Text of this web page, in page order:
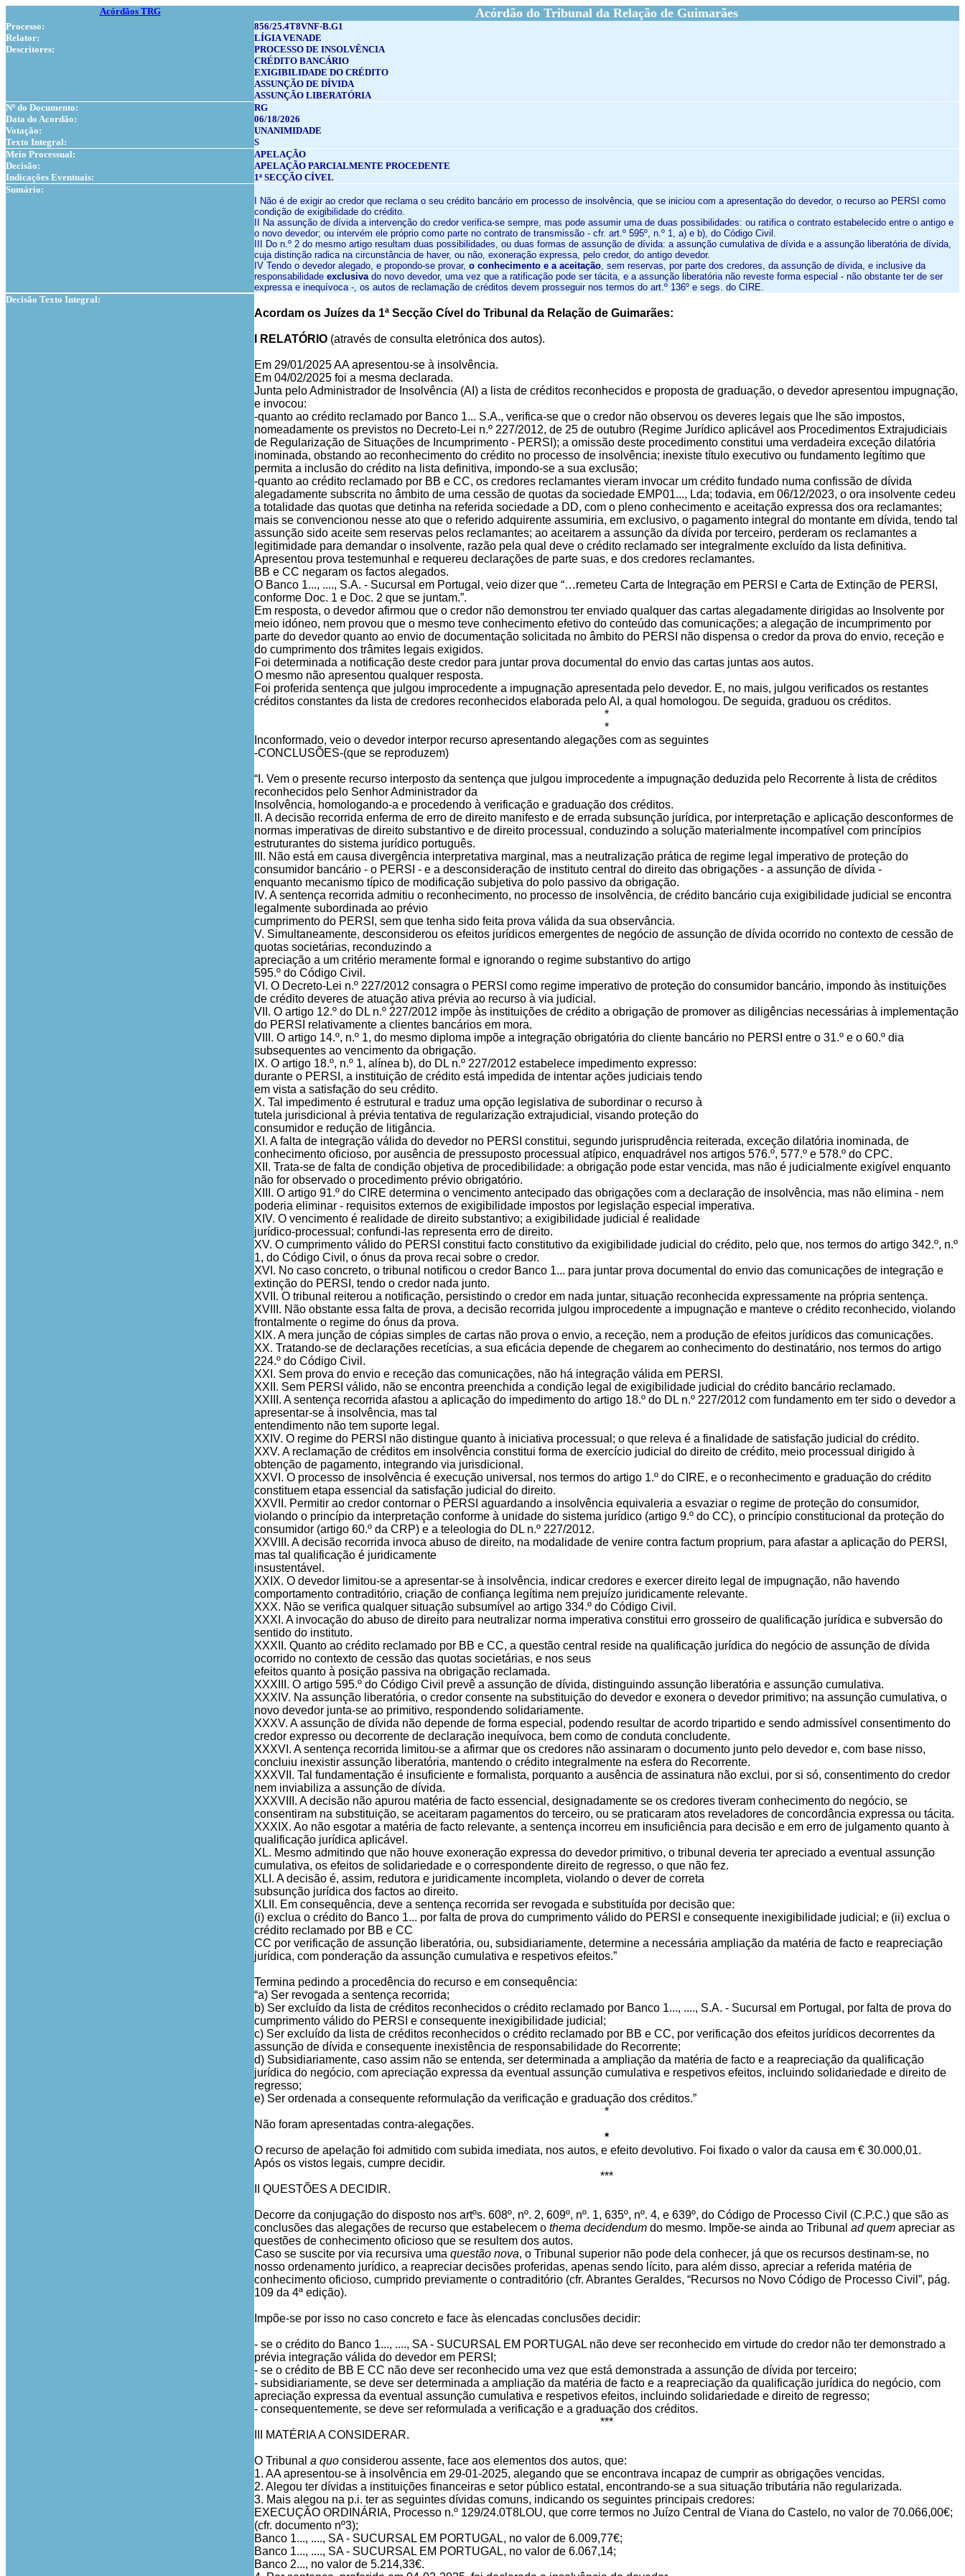
Acórdãos TRG Acórdão do Tribunal da Relação de Guimarães
Processo:
856/25.4T8VNF-B.G1
Relator:
LÍGIA VENADE
Descritores:
PROCESSO DE INSOLVÊNCIA
CRÉDITO BANCÁRIO
EXIGIBILIDADE DO CRÉDITO
ASSUNÇÃO DE DÍVIDA
ASSUNÇÃO LIBERATÓRIA
Nº do Documento:
RG
Data do Acordão:
06/18/2026
Votação:
UNANIMIDADE
Texto Integral:
S
Meio Processual:
APELAÇÃO
Decisão:
APELAÇÃO PARCIALMENTE PROCEDENTE
Indicações Eventuais:
1ª SECÇÃO CÍVEL
Sumário:
I Não é de exigir ao credor que reclama o seu crédito bancário em processo de insolvência, que se iniciou com a apresentação do devedor, o recurso ao PERSI como
condição de exigibilidade do crédito.
II Na assunção de dívida a intervenção do credor verifica-se sempre, mas pode assumir uma de duas possibilidades: ou ratifica o contrato estabelecido entre o antigo e
o novo devedor; ou intervém ele próprio como parte no contrato de transmissão - cfr. art.º 595º, n.º 1, a) e b), do Código Civil.
III Do n.º 2 do mesmo artigo resultam duas possibilidades, ou duas formas de assunção de dívida: a assunção cumulativa de dívida e a assunção liberatória de dívida,
cuja distinção radica na circunstância de haver, ou não, exoneração expressa, pelo credor, do antigo devedor.
IV Tendo o devedor alegado, e propondo-se provar, o conhecimento e a aceitação, sem reservas, por parte dos credores, da assunção de dívida, e inclusive da
responsabilidade exclusivado novo devedor, uma vez que a ratificação pode ser tácita, e a assunção liberatória não reveste forma especial - não obstante ter de ser
expressa e inequívoca -, os autos de reclamação de créditos devem prosseguir nos termos do art.º 136º e segs. do CIRE.
Decisão Texto Integral:
Acordam os Juízes da 1ª Secção Cível do Tribunal da Relação de Guimarães:
I RELATÓRIO (através de consulta eletrónica dos autos).
Em 29/01/2025 AA apresentou-se à insolvência.
Em 04/02/2025 foi a mesma declarada.
Junta pelo Administrador de Insolvência (AI) a lista de créditos reconhecidos e proposta de graduação, o devedor apresentou impugnação,
e invocou:
-quanto ao crédito reclamado por Banco 1... S.A., verifica-se que o credor não observou os deveres legais que lhe são impostos,
nomeadamente os previstos no Decreto-Lei n.º 227/2012, de 25 de outubro (Regime Jurídico aplicável aos Procedimentos Extrajudiciais
de Regularização de Situações de Incumprimento - PERSI); a omissão deste procedimento constitui uma verdadeira exceção dilatória
inominada, obstando ao reconhecimento do crédito no processo de insolvência; inexiste título executivo ou fundamento legítimo que
permita a inclusão do crédito na lista definitiva, impondo-se a sua exclusão;
-quanto ao crédito reclamado por BB e CC, os credores reclamantes vieram invocar um crédito fundado numa confissão de dívida
alegadamente subscrita no âmbito de uma cessão de quotas da sociedade EMP01..., Lda; todavia, em 06/12/2023, o ora insolvente cedeu
a totalidade das quotas que detinha na referida sociedade a DD, com o pleno conhecimento e aceitação expressa dos ora reclamantes;
mais se convencionou nesse ato que o referido adquirente assumiria, em exclusivo, o pagamento integral do montante em dívida, tendo tal
assunção sido aceite sem reservas pelos reclamantes; ao aceitarem a assunção da dívida por terceiro, perderam os reclamantes a
legitimidade para demandar o insolvente, razão pela qual deve o crédito reclamado ser integralmente excluído da lista definitiva.
Apresentou prova testemunhal e requereu declarações de parte suas, e dos credores reclamantes.
BB e CC negaram os factos alegados.
O Banco 1..., ...., S.A. - Sucursal em Portugal, veio dizer que “…remeteu Carta de Integração em PERSI e Carta de Extinção de PERSI,
conforme Doc. 1 e Doc. 2 que se juntam.”.
Em resposta, o devedor afirmou que o credor não demonstrou ter enviado qualquer das cartas alegadamente dirigidas ao Insolvente por
meio idóneo, nem provou que o mesmo teve conhecimento efetivo do conteúdo das comunicações; a alegação de incumprimento por
parte do devedor quanto ao envio de documentação solicitada no âmbito do PERSI não dispensa o credor da prova do envio, receção e
do cumprimento dos trâmites legais exigidos.
Foi determinada a notificação deste credor para juntar prova documental do envio das cartas juntas aos autos.
O mesmo não apresentou qualquer resposta.
Foi proferida sentença que julgou improcedente a impugnação apresentada pelo devedor. E, no mais, julgou verificados os restantes
créditos constantes da lista de credores reconhecidos elaborada pelo AI, a qual homologou. De seguida, graduou os créditos.
*
*
Inconformado, veio o devedor interpor recurso apresentando alegações com as seguintes
-CONCLUSÕES-(que se reproduzem)
“I. Vem o presente recurso interposto da sentença que julgou improcedente a impugnação deduzida pelo Recorrente à lista de créditos
reconhecidos pelo Senhor Administrador da
Insolvência, homologando-a e procedendo à verificação e graduação dos créditos.
II. A decisão recorrida enferma de erro de direito manifesto e de errada subsunção jurídica, por interpretação e aplicação desconformes de
normas imperativas de direito substantivo e de direito processual, conduzindo a solução materialmente incompatível com princípios
estruturantes do sistema jurídico português.
III. Não está em causa divergência interpretativa marginal, mas a neutralização prática de regime legal imperativo de proteção do
consumidor bancário - o PERSI - e a desconsideração de instituto central do direito das obrigações - a assunção de dívida -
enquanto mecanismo típico de modificação subjetiva do polo passivo da obrigação.
IV. A sentença recorrida admitiu o reconhecimento, no processo de insolvência, de crédito bancário cuja exigibilidade judicial se encontra
legalmente subordinada ao prévio
cumprimento do PERSI, sem que tenha sido feita prova válida da sua observância.
V. Simultaneamente, desconsiderou os efeitos jurídicos emergentes de negócio de assunção de dívida ocorrido no contexto de cessão de
quotas societárias, reconduzindo a
apreciação a um critério meramente formal e ignorando o regime substantivo do artigo
595.º do Código Civil.
VI. O Decreto-Lei n.º 227/2012 consagra o PERSI como regime imperativo de proteção do consumidor bancário, impondo às instituições
de crédito deveres de atuação ativa prévia ao recurso à via judicial.
VII. O artigo 12.º do DL n.º 227/2012 impõe às instituições de crédito a obrigação de promover as diligências necessárias à implementação
do PERSI relativamente a clientes bancários em mora.
VIII. O artigo 14.º, n.º 1, do mesmo diploma impõe a integração obrigatória do cliente bancário no PERSI entre o 31.º e o 60.º dia
subsequentes ao vencimento da obrigação.
IX. O artigo 18.º, n.º 1, alínea b), do DL n.º 227/2012 estabelece impedimento expresso:
durante o PERSI, a instituição de crédito está impedida de intentar ações judiciais tendo
em vista a satisfação do seu crédito.
X. Tal impedimento é estrutural e traduz uma opção legislativa de subordinar o recurso à
tutela jurisdicional à prévia tentativa de regularização extrajudicial, visando proteção do
consumidor e redução de litigância.
XI. A falta de integração válida do devedor no PERSI constitui, segundo jurisprudência reiterada, exceção dilatória inominada, de
conhecimento oficioso, por ausência de pressuposto processual atípico, enquadrável nos artigos 576.º, 577.º e 578.º do CPC.
XII. Trata-se de falta de condição objetiva de procedibilidade: a obrigação pode estar vencida, mas não é judicialmente exigível enquanto
não for observado o procedimento prévio obrigatório.
XIII. O artigo 91.º do CIRE determina o vencimento antecipado das obrigações com a declaração de insolvência, mas não elimina - nem
poderia eliminar - requisitos externos de exigibilidade impostos por legislação especial imperativa.
XIV. O vencimento é realidade de direito substantivo; a exigibilidade judicial é realidade
jurídico-processual; confundi-las representa erro de direito.
XV. O cumprimento válido do PERSI constitui facto constitutivo da exigibilidade judicial do crédito, pelo que, nos termos do artigo 342.º, n.º
1, do Código Civil, o ónus da prova recai sobre o credor.
XVI. No caso concreto, o tribunal notificou o credor Banco 1... para juntar prova documental do envio das comunicações de integração e
extinção do PERSI, tendo o credor nada junto.
XVII. O tribunal reiterou a notificação, persistindo o credor em nada juntar, situação reconhecida expressamente na própria sentença.
XVIII. Não obstante essa falta de prova, a decisão recorrida julgou improcedente a impugnação e manteve o crédito reconhecido, violando
frontalmente o regime do ónus da prova.
XIX. A mera junção de cópias simples de cartas não prova o envio, a receção, nem a produção de efeitos jurídicos das comunicações.
XX. Tratando-se de declarações recetícias, a sua eficácia depende de chegarem ao conhecimento do destinatário, nos termos do artigo
224.º do Código Civil.
XXI. Sem prova do envio e receção das comunicações, não há integração válida em PERSI.
XXII. Sem PERSI válido, não se encontra preenchida a condição legal de exigibilidade judicial do crédito bancário reclamado.
XXIII. A sentença recorrida afastou a aplicação do impedimento do artigo 18.º do DL n.º 227/2012 com fundamento em ter sido o devedor a
apresentar-se à insolvência, mas tal
entendimento não tem suporte legal.
XXIV. O regime do PERSI não distingue quanto à iniciativa processual; o que releva é a finalidade de satisfação judicial do crédito.
XXV. A reclamação de créditos em insolvência constitui forma de exercício judicial do direito de crédito, meio processual dirigido à
obtenção de pagamento, integrando via jurisdicional.
XXVI. O processo de insolvência é execução universal, nos termos do artigo 1.º do CIRE, e o reconhecimento e graduação do crédito
constituem etapa essencial da satisfação judicial do direito.
XXVII. Permitir ao credor contornar o PERSI aguardando a insolvência equivaleria a esvaziar o regime de proteção do consumidor,
violando o princípio da interpretação conforme à unidade do sistema jurídico (artigo 9.º do CC), o princípio constitucional da proteção do
consumidor (artigo 60.º da CRP) e a teleologia do DL n.º 227/2012.
XXVIII. A decisão recorrida invoca abuso de direito, na modalidade de venire contra factum proprium, para afastar a aplicação do PERSI,
mas tal qualificação é juridicamente
insustentável.
XXIX. O devedor limitou-se a apresentar-se à insolvência, indicar credores e exercer direito legal de impugnação, não havendo
comportamento contraditório, criação de confiança legítima nem prejuízo juridicamente relevante.
XXX. Não se verifica qualquer situação subsumível ao artigo 334.º do Código Civil.
XXXI. A invocação do abuso de direito para neutralizar norma imperativa constitui erro grosseiro de qualificação jurídica e subversão do
sentido do instituto.
XXXII. Quanto ao crédito reclamado por BB e CC, a questão central reside na qualificação jurídica do negócio de assunção de dívida
ocorrido no contexto de cessão das quotas societárias, e nos seus
efeitos quanto à posição passiva na obrigação reclamada.
XXXIII. O artigo 595.º do Código Civil prevê a assunção de dívida, distinguindo assunção liberatória e assunção cumulativa.
XXXIV. Na assunção liberatória, o credor consente na substituição do devedor e exonera o devedor primitivo; na assunção cumulativa, o
novo devedor junta-se ao primitivo, respondendo solidariamente.
XXXV. A assunção de dívida não depende de forma especial, podendo resultar de acordo tripartido e sendo admissível consentimento do
credor expresso ou decorrente de declaração inequívoca, bem como de conduta concludente.
XXXVI. A sentença recorrida limitou-se a afirmar que os credores não assinaram o documento junto pelo devedor e, com base nisso,
concluiu inexistir assunção liberatória, mantendo o crédito integralmente na esfera do Recorrente.
XXXVII. Tal fundamentação é insuficiente e formalista, porquanto a ausência de assinatura não exclui, por si só, consentimento do credor
nem inviabiliza a assunção de dívida.
XXXVIII. A decisão não apurou matéria de facto essencial, designadamente se os credores tiveram conhecimento do negócio, se
consentiram na substituição, se aceitaram pagamentos do terceiro, ou se praticaram atos reveladores de concordância expressa ou tácita.
XXXIX. Ao não esgotar a matéria de facto relevante, a sentença incorreu em insuficiência para decisão e em erro de julgamento quanto à
qualificação jurídica aplicável.
XL. Mesmo admitindo que não houve exoneração expressa do devedor primitivo, o tribunal deveria ter apreciado a eventual assunção
cumulativa, os efeitos de solidariedade e o correspondente direito de regresso, o que não fez.
XLI. A decisão é, assim, redutora e juridicamente incompleta, violando o dever de correta
subsunção jurídica dos factos ao direito.
XLII. Em consequência, deve a sentença recorrida ser revogada e substituída por decisão que:
(i) exclua o crédito do Banco 1... por falta de prova do cumprimento válido do PERSI e consequente inexigibilidade judicial; e (ii) exclua o
crédito reclamado por BB e CC
CC por verificação de assunção liberatória, ou, subsidiariamente, determine a necessária ampliação da matéria de facto e reapreciação
jurídica, com ponderação da assunção cumulativa e respetivos efeitos.”
Termina pedindo a procedência do recurso e em consequência:
“a) Ser revogada a sentença recorrida;
b) Ser excluído da lista de créditos reconhecidos o crédito reclamado por Banco 1..., ...., S.A. - Sucursal em Portugal, por falta de prova do
cumprimento válido do PERSI e consequente inexigibilidade judicial;
c) Ser excluído da lista de créditos reconhecidos o crédito reclamado por BB e CC, por verificação dos efeitos jurídicos decorrentes da
assunção de dívida e consequente inexistência de responsabilidade do Recorrente;
d) Subsidiariamente, caso assim não se entenda, ser determinada a ampliação da matéria de facto e a reapreciação da qualificação
jurídica do negócio, com apreciação expressa da eventual assunção cumulativa e respetivos efeitos, incluindo solidariedade e direito de
regresso;
e) Ser ordenada a consequente reformulação da verificação e graduação dos créditos.”
*
Não foram apresentadas contra-alegações.
*
O recurso de apelação foi admitido com subida imediata, nos autos, e efeito devolutivo. Foi fixado o valor da causa em € 30.000,01.
Após os vistos legais, cumpre decidir.
***
II QUESTÕES A DECIDIR.
Decorre da conjugação do disposto nos artºs. 608º, nº. 2, 609º, nº. 1, 635º, nº. 4, e 639º, do Código de Processo Civil (C.P.C.) que são as
conclusões das alegações de recurso que estabelecem o thema decidendum do mesmo. Impõe-se ainda ao Tribunal ad quem apreciar as
questões de conhecimento oficioso que se resultem dos autos.
Caso se suscite por via recursiva uma questão nova, o Tribunal superior não pode dela conhecer, já que os recursos destinam-se, no
nosso ordenamento jurídico, a reapreciar decisões proferidas, apenas sendo lícito, para além disso, apreciar a referida matéria de
conhecimento oficioso, cumprido previamente o contraditório (cfr. Abrantes Geraldes, “Recursos no Novo Código de Processo Civil”, pág.
109 da 4ª edição).
Impõe-se por isso no caso concreto e face às elencadas conclusões decidir:
- se o crédito do Banco 1..., ...., SA - SUCURSAL EM PORTUGAL não deve ser reconhecido em virtude do credor não ter demonstrado a
prévia integração válida do devedor em PERSI;
- se o crédito de BB E CC não deve ser reconhecido uma vez que está demonstrada a assunção de dívida por terceiro;
- subsidiariamente, se deve ser determinada a ampliação da matéria de facto e a reapreciação da qualificação jurídica do negócio, com
apreciação expressa da eventual assunção cumulativa e respetivos efeitos, incluindo solidariedade e direito de regresso;
- consequentemente, se deve ser reformulada a verificação e a graduação dos créditos.
***
III MATÉRIA A CONSIDERAR.
O Tribunal a quo considerou assente, face aos elementos dos autos, que:
1. AA apresentou-se à insolvência em 29-01-2025, alegando que se encontrava incapaz de cumprir as obrigações vencidas.
2. Alegou ter dívidas a instituições financeiras e setor público estatal, encontrando-se a sua situação tributária não regularizada.
3. Mais alegou na p.i. ter as seguintes dívidas comuns, indicando os seguintes principais credores:
EXECUÇÃO ORDINÁRIA, Processo n.º 129/24.0T8LOU, que corre termos no Juízo Central de Viana do Castelo, no valor de 70.066,00€;
(cfr. documento nº3);
Banco 1..., ...., SA - SUCURSAL EM PORTUGAL, no valor de 6.009,77€;
Banco 1..., ...., SA - SUCURSAL EM PORTUGAL, no valor de 6.067,14;
Banco 2..., no valor de 5.214,33€.